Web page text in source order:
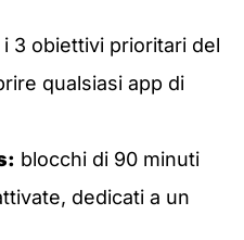
3 obiettivi prioritari del
qualsiasi app di
blocchi di 90 minuti
dedicati a un